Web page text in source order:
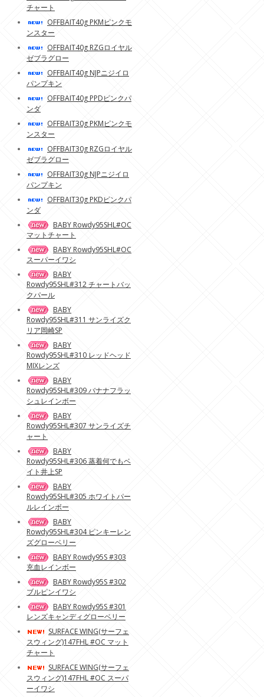
チャート
OFFBAIT40g PKMピンクモ
ンスター
OFFBAIT40g RZGロイヤル
ゼブラグロー
OFFBAIT40g NJPニジイロ
パンプキン
OFFBAIT40g PPDピンクパ
ンダ
OFFBAIT30g PKMピンクモ
ンスター
OFFBAIT30g RZGロイヤル
ゼブラグロー
OFFBAIT30g NJPニジイロ
パンプキン
OFFBAIT30g PKDピンクパ
ンダ
BABY Rowdy95SHL#OC
マットチャート
BABY Rowdy95SHL#OC
スーパーイワシ
BABY
Rowdy95SHL#312 チャートバッ
クパール
BABY
Rowdy95SHL#311 サンライズク
リア岡崎SP
BABY
Rowdy95SHL#310 レッドヘッド
MIXレンズ
BABY
Rowdy95SHL#309 バナナフラッ
シュレインボー
BABY
Rowdy95SHL#307 サンライズチ
ャート
BABY
Rowdy95SHL#306 蒸着何でもベ
イト井上SP
BABY
Rowdy95SHL#305 ホワイトパー
ルレインボー
BABY
Rowdy95SHL#304 ピンキーレン
ズグローベリー
BABY Rowdy95S #303
充血レインボー
BABY Rowdy95S #302
ブルピンイワシ
BABY Rowdy95S #301
レンズキャンディグローベリー
SURFACE WING(サーフェ
スウィング)147FHL #OC マット
チャート
SURFACE WING(サーフェ
スウィング)147FHL #OC スーパ
ーイワシ